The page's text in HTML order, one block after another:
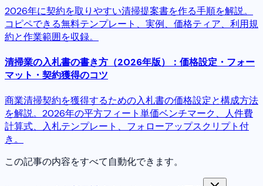
2026年に契約を取りやすい清掃提案書を作る手順を解説。
コピペできる無料テンプレート、実例、価格ティア、利用規
約と作業範囲を収録。
清掃業の入札書の書き方（2026年版）：価格設定・フォー
マット・契約獲得のコツ
商業清掃契約を獲得するための入札書の価格設定と構成方法
を解説。2026年の平方フィート単価ベンチマーク、人件費
計算式、入札テンプレート、フォローアップスクリプト付
き。
この記事の内容をすべて自動化できます。